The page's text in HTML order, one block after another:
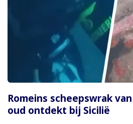
Romeins scheepswrak
oud ontdekt bij Sicilië